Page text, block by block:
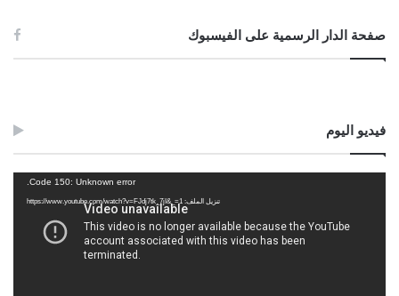
صفحة الدار الرسمية على الفيسبوك
فيديو اليوم
Code 150: Unknown error.
تنزيل الملف: https://www.youtube.com/watch?v=FJdj7tk_7jI&_=1